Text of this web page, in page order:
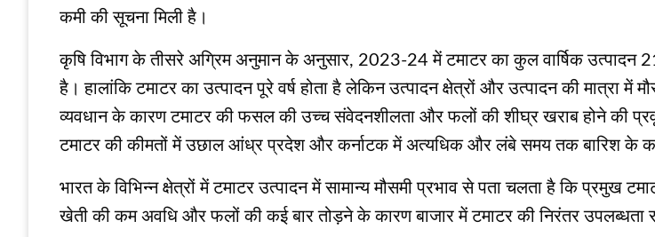
कमी की सूचना मिली है।
कृषि विभाग के तीसरे अग्रिम अनुमान के अनुसार, 2023-24 में टमाटर का कुल वार्षिक
है। हालांकि टमाटर का उत्पादन पूरे वर्ष होता है लेकिन उत्पादन क्षेत्रों और उत्पादन की मात्रा में
व्यवधान के कारण टमाटर की फसल की उच्च संवेदनशीलता और फलों की शीघ्र खराब होने की
टमाटर की कीमतों में उछाल आंध्र प्रदेश और कर्नाटक में अत्यधिक और लंबे समय तक बारिश के
भारत के विभिन्न क्षेत्रों में टमाटर उत्पादन में सामान्य मौसमी प्रभाव से पता चलता है कि प्रमुख
खेती की कम अवधि और फलों की कई बार तोड़ने के कारण बाजार में टमाटर की निरंतर उपलब्धता